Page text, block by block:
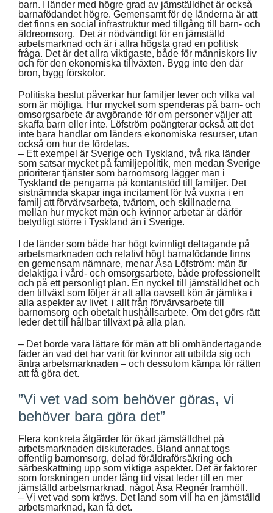
barn. I länder med högre grad av jämställdhet är också
barnafödandet högre. Gemensamt för de länderna är att
det finns en social infrastruktur med tillgång till barn- och
äldreomsorg. Det är nödvändigt för en jämställd
arbetsmarknad och är i allra högsta grad en politisk
fråga. Det är det allra viktigaste, både för människors liv
och för den ekonomiska tillväxten. Bygg inte den där
bron, bygg förskolor.
Politiska beslut påverkar hur familjer lever och vilka val
som är möjliga. Hur mycket som spenderas på barn- och
omsorgsarbete är avgörande för om personer väljer att
skaffa barn eller inte. Löfström poängterar också att det
inte bara handlar om länders ekonomiska resurser, utan
också om hur de fördelas.
– Ett exempel är Sverige och Tyskland, två rika länder
som satsar mycket på familjepolitik, men medan Sverige
prioriterar tjänster som barnomsorg lägger man i
Tyskland de pengarna på kontantstöd till familjer. Det
sistnämnda skapar inga incitament för två vuxna i en
familj att förvärvsarbeta, tvärtom, och skillnaderna
mellan hur mycket män och kvinnor arbetar är därför
betydligt större i Tyskland än i Sverige.
I de länder som både har högt kvinnligt deltagande på
arbetsmarknaden och relativt högt barnafödande finns
en gemensam nämnare, menar Åsa Löfström: män är
delaktiga i vård- och omsorgsarbete, både professionellt
och på ett personligt plan. En nyckel till jämställdhet och
den tillväxt som följer är att alla oavsett kön är jämlika i
alla aspekter av livet, i allt från förvärvsarbete till
barnomsorg och obetalt hushållsarbete. Om det görs rätt
leder det till hållbar tillväxt på alla plan.
– Det borde vara lättare för män att bli omhändertagande
fäder än vad det har varit för kvinnor att utbilda sig och
äntra arbetsmarknaden – och dessutom kämpa för rätten
att få göra det.
”Vi vet vad som behöver göras, vi
behöver bara göra det”
Flera konkreta åtgärder för ökad jämställdhet på
arbetsmarknaden diskuterades. Bland annat togs
offentlig barnomsorg, delad föräldraförsäkring och
särbeskattning upp som viktiga aspekter. Det är faktorer
som forskningen under lång tid visat leder till en mer
jämställd arbetsmarknad, något Åsa Regnér framhöll.
– Vi vet vad som krävs. Det land som vill ha en jämställd
arbetsmarknad, kan få det.